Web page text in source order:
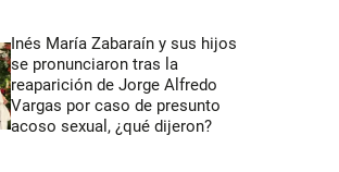
Inés María Zabaraín y sus hijos
se pronunciaron tras la
reaparición de Jorge Alfredo
Vargas por caso de presunto
acoso sexual, ¿qué dijeron?